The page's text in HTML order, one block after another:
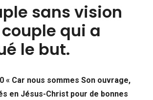
sans vision
qui a
le but.
« Car nous sommes Son ouvrage,
en Jésus-Christ pour de bonnes